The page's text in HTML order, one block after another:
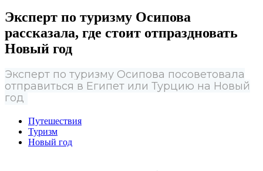
Эксперт по туризму Осипова
рассказала, где стоит отпраздновать
Новый год
Эксперт по туризму Осипова посоветовала
отправиться в Египет или Турцию на Новый
год
Путешествия
Туризм
Новый год